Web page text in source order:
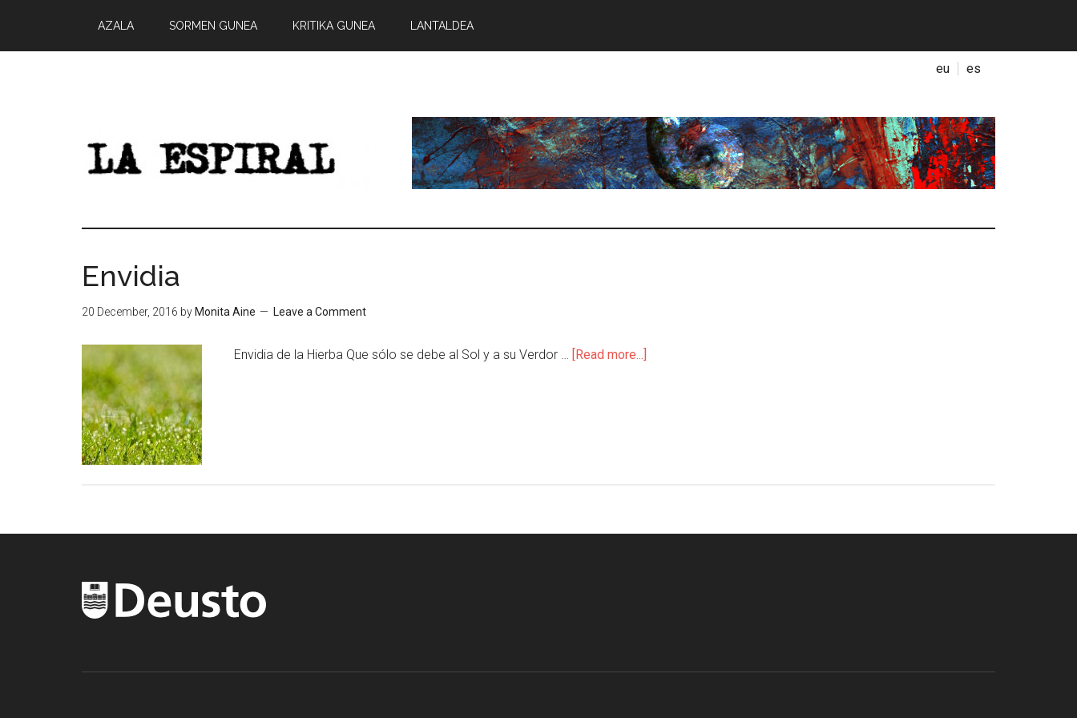
AZALA SORMEN GUNEA KRITIKA GUNEA LANTALDEA
eu es
Envidia
20 December, 2016 by Monita Aine Leave a Comment
Envidia de la Hierba Que sólo se debe al Sol y a su Verdor … [Read more...]